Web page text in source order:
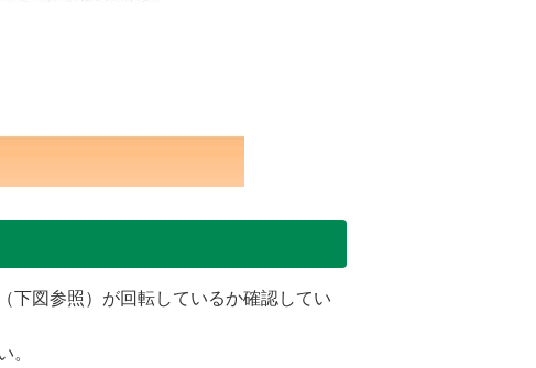
下図参照）が回転しているか確認してい
。